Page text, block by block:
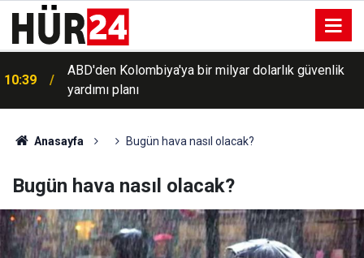
10:39
ABD'den Kolombiya'ya bir milyar dolarlık güvenlik
yardımı planı
Anasayfa Bugün hava nasıl olacak?
Bugün hava nasıl olacak?